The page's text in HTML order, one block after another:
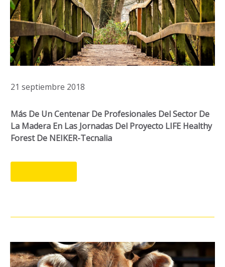
21 septiembre 2018
Más De Un Centenar De Profesionales Del Sector De
La Madera En Las Jornadas Del Proyecto LIFE Healthy
Forest De NEIKER-Tecnalia